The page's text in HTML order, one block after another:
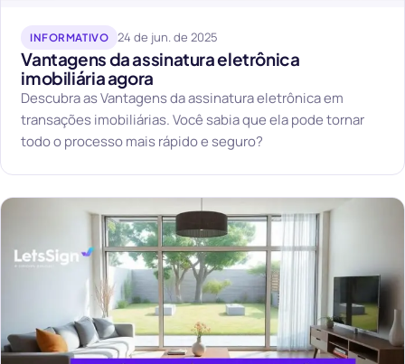
INFORMATIVO 24 de jun. de 2025
Vantagens da assinatura eletrônica
imobiliária agora
Descubra as Vantagens da assinatura eletrônica em
transações imobiliárias. Você sabia que ela pode tornar
todo o processo mais rápido e seguro?